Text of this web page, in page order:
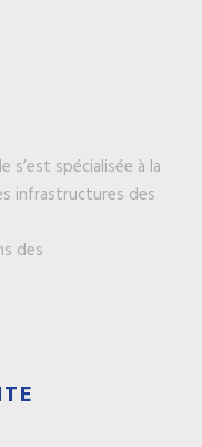
s’est spécialisée à la
infrastructures des
des